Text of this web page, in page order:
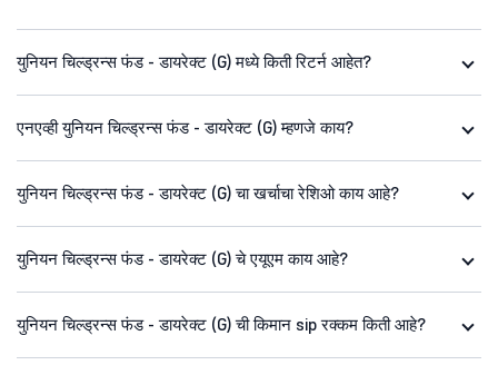
युनियन चिल्ड्रन्स फंड - डायरेक्ट (G) मध्ये किती रिटर्न आहेत?
एनएव्ही युनियन चिल्ड्रन्स फंड - डायरेक्ट (G) म्हणजे काय?
युनियन चिल्ड्रन्स फंड - डायरेक्ट (G) चा खर्चाचा रेशिओ काय आहे?
युनियन चिल्ड्रन्स फंड - डायरेक्ट (G) चे एयूएम काय आहे?
युनियन चिल्ड्रन्स फंड - डायरेक्ट (G) ची किमान sip रक्कम किती आहे?